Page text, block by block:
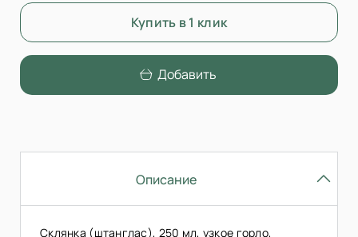
Купить в 1 клик
Добавить
Описание
Склянка (штанглас), 250 мл, узкое горло,